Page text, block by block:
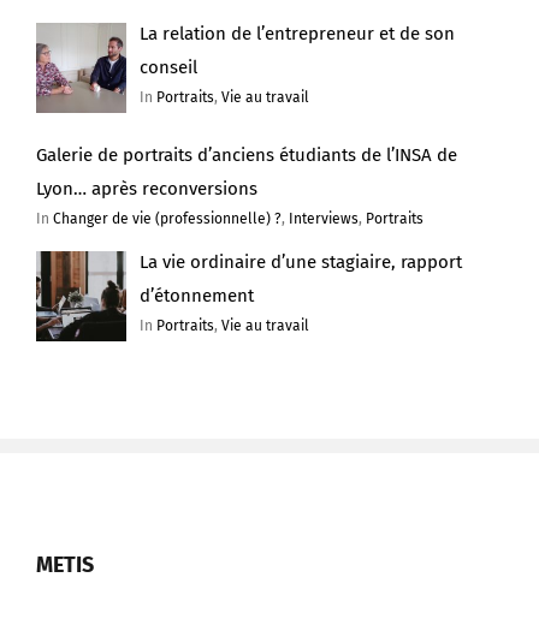
La relation de l’entrepreneur et de son
conseil
In Portraits,Vie au travail
Galerie de portraits d’anciens étudiants de l’INSA de
Lyon… après reconversions
In Changer de vie (professionnelle) ?, Interviews, Portraits
La vie ordinaire d’une stagiaire, rapport
d’étonnement
In Portraits,Vie au travail
METIS